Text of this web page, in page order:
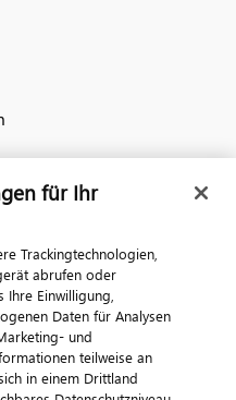
für Ihr
Trackingtechnologien,
abrufen oder
Ihre Einwilligung,
Daten für Analysen
und
teilweise an
in einem Drittland